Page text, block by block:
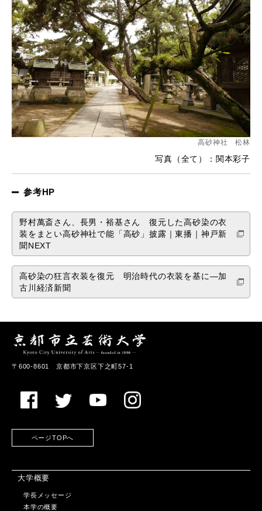
高砂神社 松林
写真（全て）：関本彩子
参考HP
野村萬斎さん、長男・裕基さん 復元した高砂染の衣
装をまとい高砂神社で能「高砂」披露｜東播｜神戸新
聞NEXT
高砂染の狂言衣装を復元 明治時代の衣装を基に―加
古川経済新聞
〒600-8601 京都市下京区下之町57-1
ページTOPへ
大学概要
学長メッセージ
本学の概要